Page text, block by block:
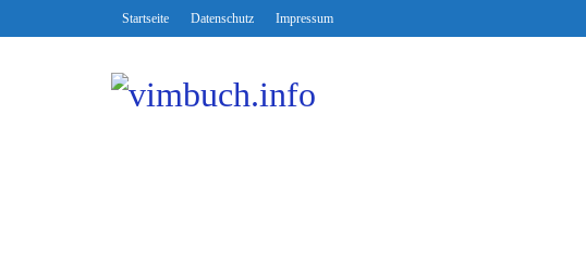
Startseite Datenschutz Impressum